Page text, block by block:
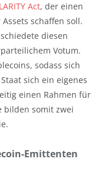
Act, der einen
schaffen soll.
diesen
Votum.
sodass sich
sich ein eigenes
einen Rahmen für
bilden somit zwei
Emittenten